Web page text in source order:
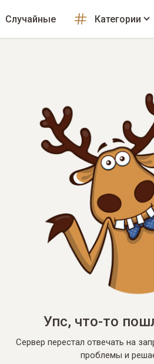
Случайные Категории
Упс, что-то
Сервер перестал отвечать на
проблемы и